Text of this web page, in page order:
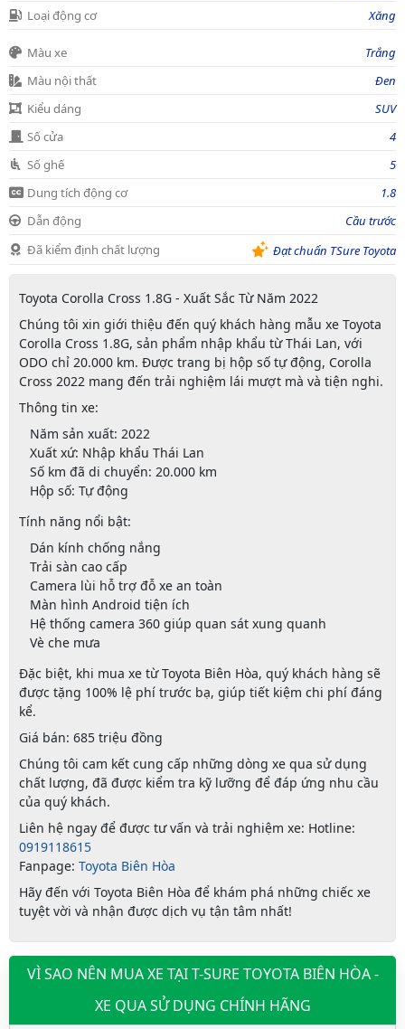
Loại động cơ
Xăng
Màu xe
Trắng
Màu nội thất
Đen
Kiểu dáng
SUV
Số cửa
4
Số ghế
5
Dung tích động cơ
1.8
Dẫn động
Cầu trước
Đã kiểm định chất lượng
Đạt chuẩn TSure Toyota
Toyota Corolla Cross 1.8G - Xuất Sắc Từ Năm 2022
Chúng tôi xin giới thiệu đến quý khách hàng mẫu xe Toyota
Corolla Cross 1.8G, sản phẩm nhập khẩu từ Thái Lan, với
ODO chỉ 20.000 km. Được trang bị hộp số tự động, Corolla
Cross 2022 mang đến trải nghiệm lái mượt mà và tiện nghi.
Thông tin xe:
Năm sản xuất: 2022
Xuất xứ: Nhập khẩu Thái Lan
Số km đã di chuyển: 20.000 km
Hộp số: Tự động
Tính năng nổi bật:
Dán kính chống nắng
Trải sàn cao cấp
Camera lùi hỗ trợ đỗ xe an toàn
Màn hình Android tiện ích
Hệ thống camera 360 giúp quan sát xung quanh
Vè che mưa
Đặc biệt, khi mua xe từ Toyota Biên Hòa, quý khách hàng sẽ
được tặng 100% lệ phí trước bạ, giúp tiết kiệm chi phí đáng
kể.
Giá bán: 685 triệu đồng
Chúng tôi cam kết cung cấp những dòng xe qua sử dụng
chất lượng, đã được kiểm tra kỹ lưỡng để đáp ứng nhu cầu
của quý khách.
Liên hệ ngay để được tư vấn và trải nghiệm xe: Hotline:
0919118615
Fanpage: Toyota Biên Hòa
Hãy đến với Toyota Biên Hòa để khám phá những chiếc xe
tuyệt vời và nhận được dịch vụ tận tâm nhất!
VÌ SAO NÊN MUA XE TẠI T-SURE TOYOTA BIÊN HÒA -
XE QUA SỬ DỤNG CHÍNH HÃNG